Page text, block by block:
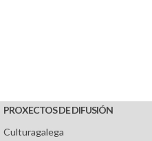
PROXECTOS DE DIFUSIÓN
Culturagalega